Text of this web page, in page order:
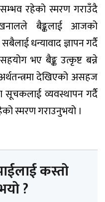
सम्भव रहेको स्मरण गराउँदै
बैङ्कलाई आजको
धन्यावाद ज्ञापन गर्दै
भए बैङ्क उत्कृष्ट बन्ने
देखिएको असहज
व्यवस्थापन गर्दै
स्मरण गराउनुभयो ।
कस्तो
?